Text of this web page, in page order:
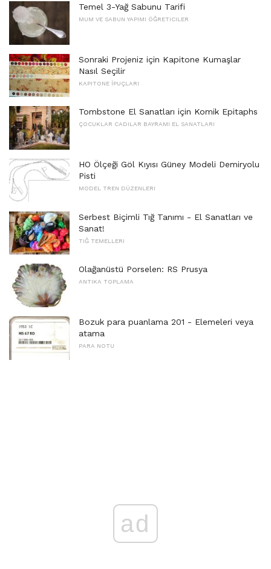
Temel 3-Yağ Sabunu Tarifi
MUM VE SABUN YAPIMI ÖĞRETICILER
Sonraki Projeniz için Kapitone Kumaşlar
Nasıl Seçilir
KAPITONE İPUÇLARI
Tombstone El Sanatları için Komik Epitaphs
ÇOCUKLAR CADILAR BAYRAMI EL SANATLARI
HO Ölçeği Göl Kıyısı Güney Modeli Demiryolu
Pisti
MODEL TREN DÜZENLERI
Serbest Biçimli Tığ Tanımı - El Sanatları ve
Sanat!
TIĞ TEMELLERI
Olağanüstü Porselen: RS Prusya
ANTIKA TOPLAMA
Bozuk para puanlama 201 - Elemeleri veya
atama
PARA NOTU
ad